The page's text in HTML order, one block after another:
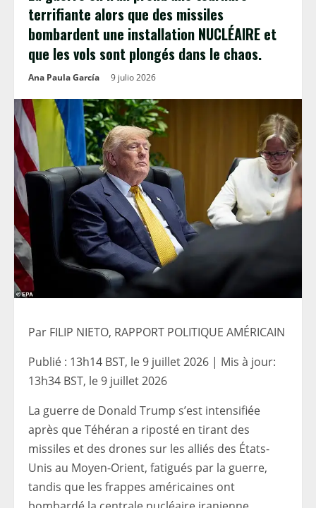
terrifiante alors que des missiles
bombardent une installation NUCLÉAIRE et
que les vols sont plongés dans le chaos.
Ana Paula García 9 julio 2026
Par FILIP NIETO, RAPPORT POLITIQUE AMÉRICAIN
Publié : 13h14 BST, le 9 juillet 2026 | Mis à jour:
13h34 BST, le 9 juillet 2026
La guerre de Donald Trump s’est intensifiée
après que Téhéran a riposté en tirant des
missiles et des drones sur les alliés des États-
Unis au Moyen-Orient, fatigués par la guerre,
tandis que les frappes américaines ont